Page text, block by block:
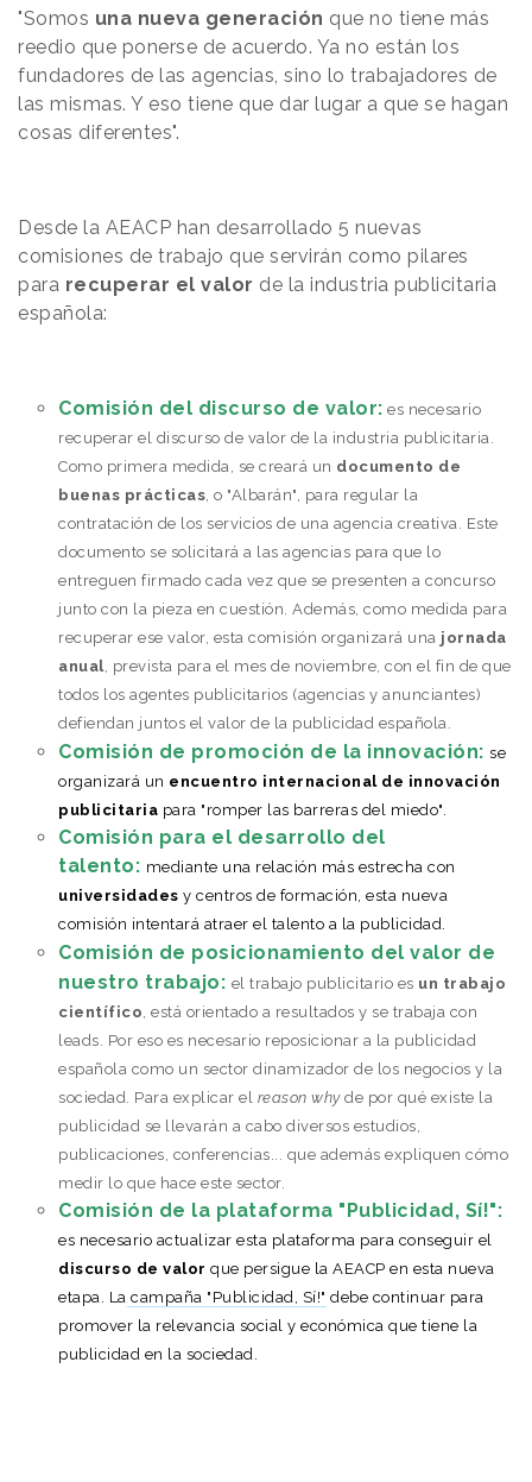
"Somos una nueva generación que no tiene más
reedio que ponerse de acuerdo. Ya no están los
fundadores de las agencias, sino lo trabajadores de
las mismas. Y eso tiene que dar lugar a que se hagan
cosas diferentes".
Desde la AEACP han desarrollado 5 nuevas
comisiones de trabajo que servirán como pilares
para recuperar el valor de la industria publicitaria
española:
Comisión del discurso de valor: es necesario
recuperar el discurso de valor de la industria publicitaria.
Como primera medida, se creará un documento de
buenas prácticas , o "Albarán", para regular la
contratación de los servicios de una agencia creativa. Este
documento se solicitará a las agencias para que lo
entreguen firmado cada vez que se presenten a concurso
junto con la pieza en cuestión. Además, como medida para
recuperar ese valor, esta comisión organizará una jornada
anual, prevista para el mes de noviembre, con el fin de que
todos los agentes publicitarios (agencias y anunciantes)
defiendan juntos el valor de la publicidad española.
Comisión de promoción de la innovación: se
organizará un encuentro internacional de innovación
publicitaria para "romper las barreras del miedo".
Comisión para el desarrollo del
talento: mediante una relación más estrecha con
universidades y centros de formación, esta nueva
comisión intentará atraer el talento a la publicidad.
Comisión de posicionamiento del valor de
nuestro trabajo: el trabajo publicitario es un trabajo
científico , está orientado a resultados y se trabaja con
leads. Por eso es necesario reposicionar a la publicidad
española como un sector dinamizador de los negocios y la
sociedad. Para explicar el reason why de por qué existe la
publicidad se llevarán a cabo diversos estudios,
publicaciones, conferencias... que además expliquen cómo
medir lo que hace este sector.
Comisión de la plataforma "Publicidad, Sí!":
es necesario actualizar esta plataforma para conseguir el
discurso de valor que persigue la AEACP en esta nueva
etapa. La campaña "Publicidad, Sí!" debe continuar para
promover la relevancia social y económica que tiene la
publicidad en la sociedad.